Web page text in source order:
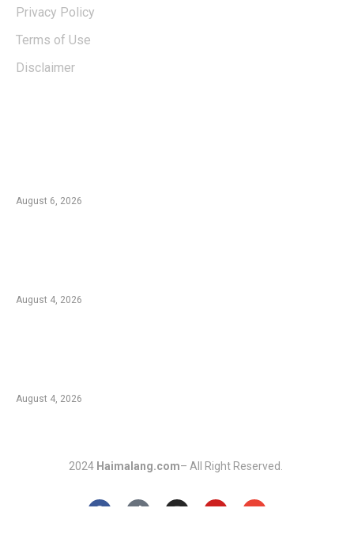
Privacy Policy
Terms of Use
Disclaimer
August 6, 2026
August 4, 2026
August 4, 2026
2024 Haimalang.com– All Right Reserved.